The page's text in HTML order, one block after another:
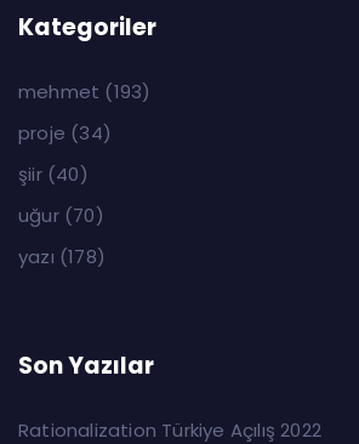
Kategoriler
mehmet (193)
proje (34)
şiir(40)
uğur(70)
yazı (178)
Son Yazılar
Rationalization Türkiye Açılış 2022